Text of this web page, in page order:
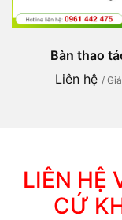
Bàn thao
Liên hệ / Giá
LIÊN HỆ
CỨ